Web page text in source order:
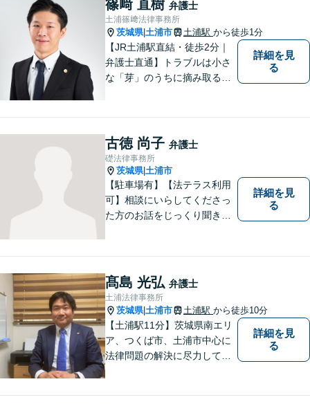
篠﨑 直樹 弁護士
土浦篠﨑法律事務所
茨城県| 土浦市 土浦駅 から徒歩1分
【JR土浦駅直結・徒歩2分｜
弁護士直通】トラブルは小さ
な「芽」のうちに摘み取るこ
詳細を見
る
古徳 尚子 弁護士
礎法律事務所
茨城県| 土浦市
【駐車場有】【法テラス利用
可】相談にいらしてくださっ
た方のお話をじっくり聞き、
相談は早めの相談が大切で
す。皆様が相談しやすい環境
を整えておりますので、お気
軽にご相談ください。
詳細を見
る
髙島 光弘 弁護士
土浦法律事務所
茨城県| 土浦市 土浦駅 から徒歩10分
【土浦駅11分】茨城県南エリ
ア、つくば市、土浦市中心に
法律問題の解決に尽力してお
詳細を見
る